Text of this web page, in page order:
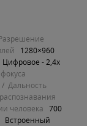
1280×960
Цифровое - 2,4х
Дальность
человека 700
Встроенный